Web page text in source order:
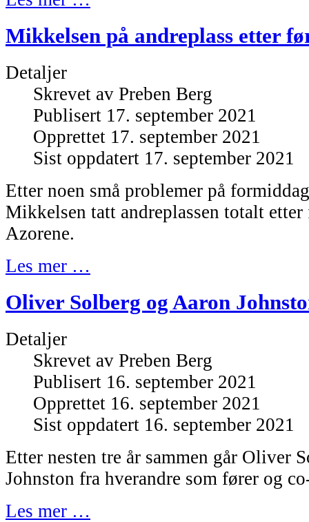
Mikkelsen på andreplass etter
Detaljer
Skrevet av Preben Berg
Publisert 17. september 2021
Opprettet 17. september 2021
Sist oppdatert 17. september 2021
Etter noen små problemer på
Mikkelsen tatt andreplassen totalt etter
Azorene.
Les mer …
Oliver Solberg og Aaron
Detaljer
Skrevet av Preben Berg
Publisert 16. september 2021
Opprettet 16. september 2021
Sist oppdatert 16. september 2021
Etter nesten tre år sammen går Oliver
Johnston fra hverandre som fører og
Les mer …